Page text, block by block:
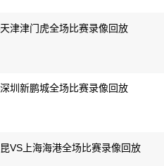
津津门虎全场比赛录像回放
圳新鹏城全场比赛录像回放
VS上海海港全场比赛录像回放